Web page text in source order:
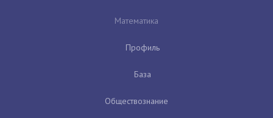
Математика
Профиль
База
Обществознание